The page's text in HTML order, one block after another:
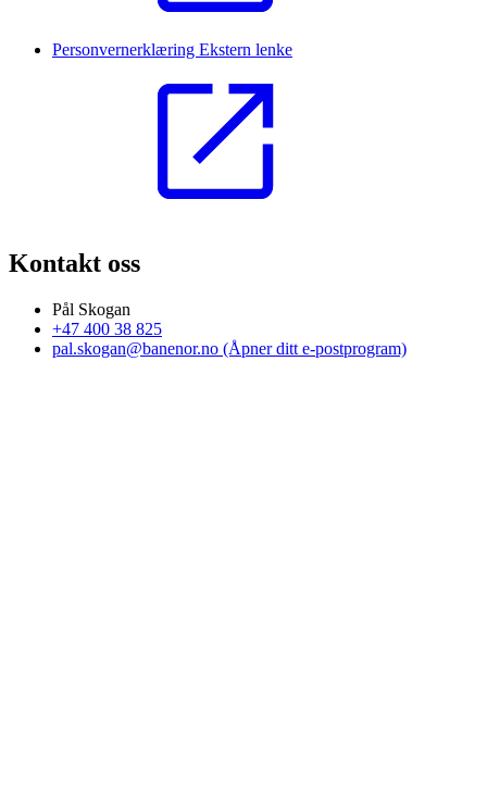
Personvernerklæring Ekstern lenke
Kontakt oss
Pål Skogan
+47 400 38 825
pal.skogan@banenor.no (Åpner ditt e-postprogram)